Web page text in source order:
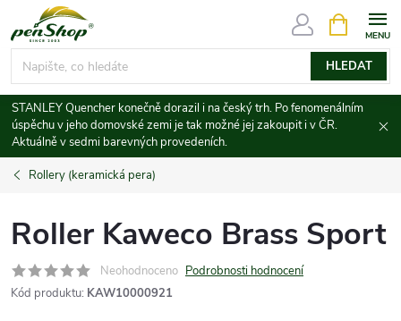
na
obsah
HLEDAT
NÁKUPNÍ
KOŠÍK
STANLEY Quencher konečně dorazil i na český trh. Po fenomenálním
úspěchu v jeho domovské zemi je tak možné jej zakoupit i v ČR.
Aktuálně v sedmi barevných provedeních.
Rollery (keramická pera)
Roller Kaweco Brass Sport
Neohodnoceno Podrobnosti hodnocení
Kód produktu: KAW10000921